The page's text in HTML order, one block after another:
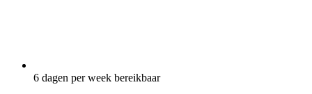
6 dagen per week bereikbaar